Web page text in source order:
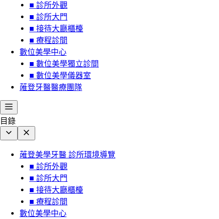
■ 診所外觀
■ 診所大門
■ 接待大廳櫃檯
■ 療程診間
數位美學中心
■ 數位美學獨立診間
■ 數位美學儀器室
蓶登牙醫醫療團隊
目錄
蓶登美學牙醫 診所環境導覽
■ 診所外觀
■ 診所大門
■ 接待大廳櫃檯
■ 療程診間
數位美學中心